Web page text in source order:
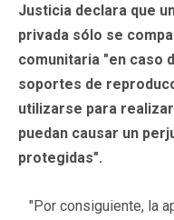
Justicia declara que
privada sólo se
comunitaria "en caso
soportes de
utilizarse para
puedan causar un
protegidas".
"Por consiguiente, la